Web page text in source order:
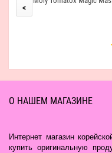
<
О НАШЕМ МАГАЗИНЕ
Интернет магазин
купить оригинальную